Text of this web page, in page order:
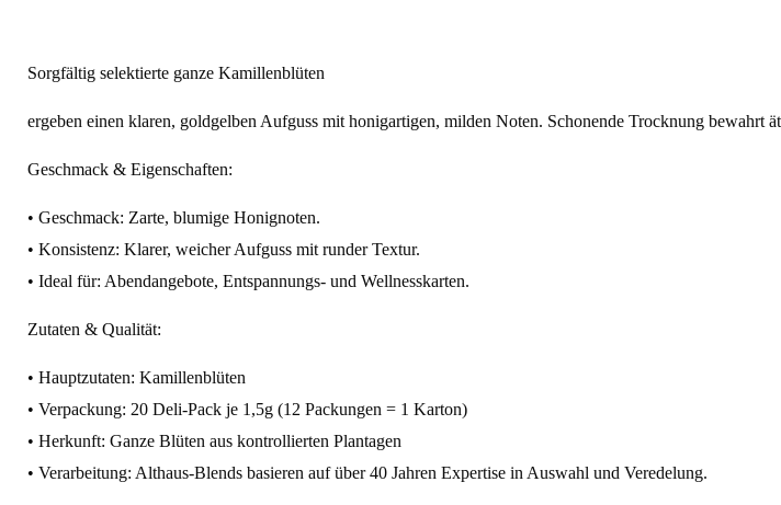
Sorgfältig selektierte ganze Kamillenblüten
ergeben einen klaren, goldgelben Aufguss mit honigartigen, milden Noten. Schonende Trocknung bewahrt
Geschmack & Eigenschaften:
• Geschmack: Zarte, blumige Honignoten.
• Konsistenz: Klarer, weicher Aufguss mit runder Textur.
• Ideal für: Abendangebote, Entspannungs‑ und Wellnesskarten.
Zutaten & Qualität:
• Hauptzutaten: Kamillenblüten
• Verpackung: 20 Deli-Pack je 1,5g (12 Packungen = 1 Karton)
• Herkunft: Ganze Blüten aus kontrollierten Plantagen
• Verarbeitung: Althaus‑Blends basieren auf über 40 Jahren Expertise in Auswahl und Veredelung.